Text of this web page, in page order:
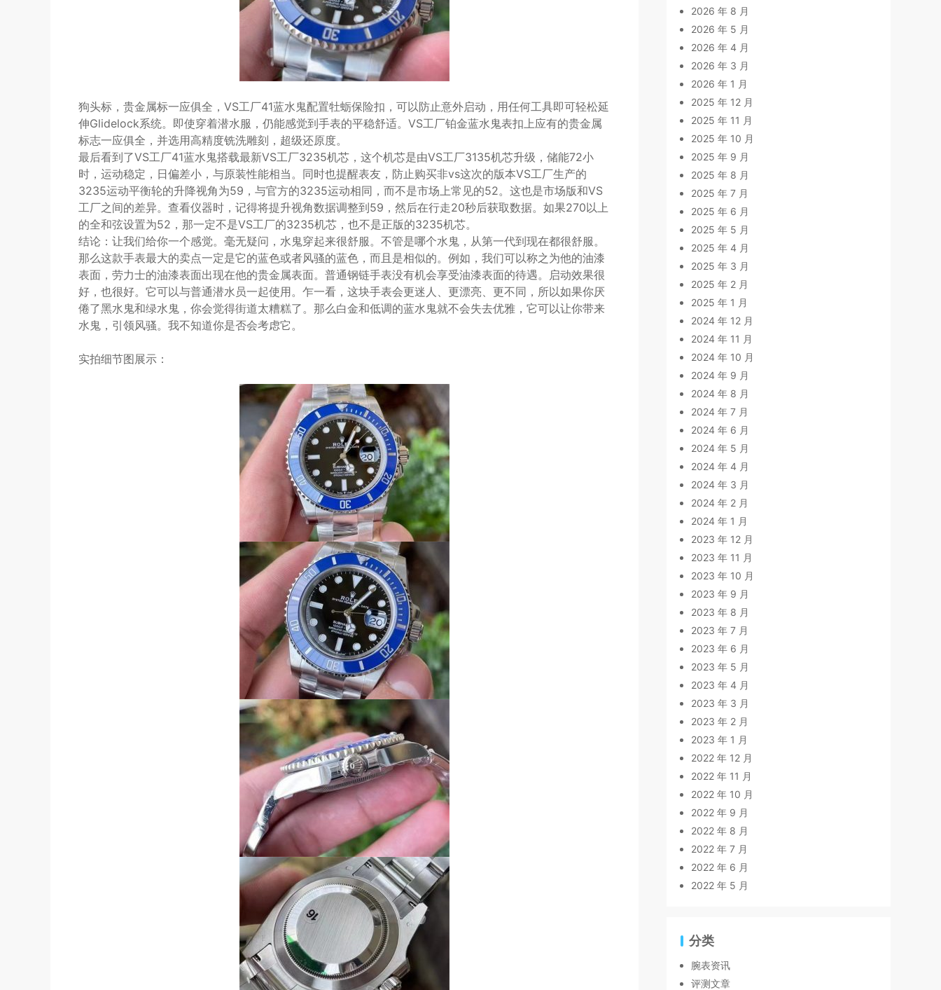
狗头标，贵金属标一应俱全，VS工厂41蓝水鬼配置牡蛎保险扣，可以防止意外启动，用任何工具即可轻松延
伸Glidelock系统。即使穿着潜水服，仍能感觉到手表的平稳舒适。VS工厂铂金蓝水鬼表扣上应有的贵金属
标志一应俱全，并选用高精度铣洗雕刻，超级还原度。
最后看到了VS工厂41蓝水鬼搭载最新VS工厂3235机芯，这个机芯是由VS工厂3135机芯升级，储能72小
时，运动稳定，日偏差小，与原装性能相当。同时也提醒表友，防止购买非vs这次的版本VS工厂生产的
3235运动平衡轮的升降视角为59，与官方的3235运动相同，而不是市场上常见的52。这也是市场版和VS
工厂之间的差异。查看仪器时，记得将提升视角数据调整到59，然后在行走20秒后获取数据。如果270以上
的全和弦设置为52，那一定不是VS工厂的3235机芯，也不是正版的3235机芯。
结论：让我们给你一个感觉。毫无疑问，水鬼穿起来很舒服。不管是哪个水鬼，从第一代到现在都很舒服。
那么这款手表最大的卖点一定是它的蓝色或者风骚的蓝色，而且是相似的。例如，我们可以称之为他的油漆
表面，劳力士的油漆表面出现在他的贵金属表面。普通钢链手表没有机会享受油漆表面的待遇。启动效果很
好，也很好。它可以与普通潜水员一起使用。乍一看，这块手表会更迷人、更漂亮、更不同，所以如果你厌
倦了黑水鬼和绿水鬼，你会觉得街道太糟糕了。那么白金和低调的蓝水鬼就不会失去优雅，它可以让你带来
水鬼，引领风骚。我不知道你是否会考虑它。
实拍细节图展示：
2026 年 8 月
2026 年 5 月
2026 年 4 月
2026 年 3 月
2026 年 1 月
2025 年 12 月
2025 年 11 月
2025 年 10 月
2025 年 9 月
2025 年 8 月
2025 年 7 月
2025 年 6 月
2025 年 5 月
2025 年 4 月
2025 年 3 月
2025 年 2 月
2025 年 1 月
2024 年 12 月
2024 年 11 月
2024 年 10 月
2024 年 9 月
2024 年 8 月
2024 年 7 月
2024 年 6 月
2024 年 5 月
2024 年 4 月
2024 年 3 月
2024 年 2 月
2024 年 1 月
2023 年 12 月
2023 年 11 月
2023 年 10 月
2023 年 9 月
2023 年 8 月
2023 年 7 月
2023 年 6 月
2023 年 5 月
2023 年 4 月
2023 年 3 月
2023 年 2 月
2023 年 1 月
2022 年 12 月
2022 年 11 月
2022 年 10 月
2022 年 9 月
2022 年 8 月
2022 年 7 月
2022 年 6 月
2022 年 5 月
分类
腕表资讯
评测文章